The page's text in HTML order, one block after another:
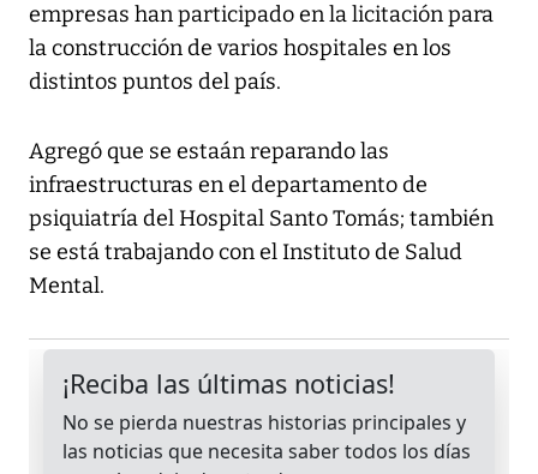
empresas han participado en la licitación para
la construcción de varios hospitales en los
distintos puntos del país.
Agregó que se estaán reparando las
infraestructuras en el departamento de
psiquiatría del Hospital Santo Tomás; también
se está trabajando con el Instituto de Salud
Mental.